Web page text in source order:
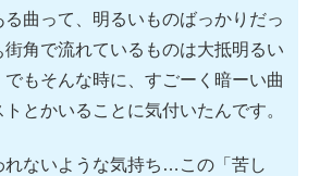
曲って、明るいものばっかりだっ
角で流れているものは大抵明るい
でもそんな時に、すごーく暗ーい曲
とかいることに気付いたんです。
れないような気持ち…この「苦し